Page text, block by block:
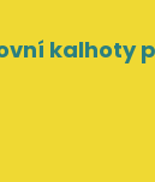
kalhoty